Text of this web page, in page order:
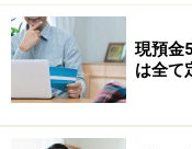
現預金
は全て